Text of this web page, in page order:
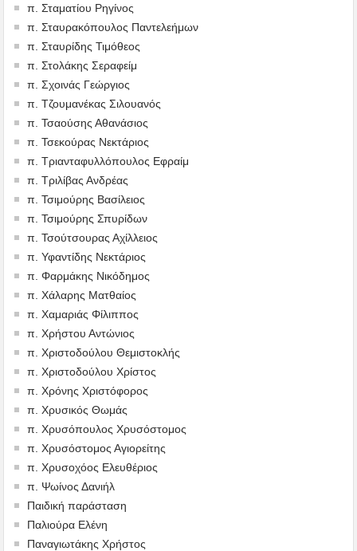
π. Σταματίου Ρηγίνος
π. Σταυρακόπουλος Παντελεήμων
π. Σταυρίδης Τιμόθεος
π. Στολάκης Σεραφείμ
π. Σχοινάς Γεώργιος
π. Τζουμανέκας Σιλουανός
π. Τσαούσης Αθανάσιος
π. Τσεκούρας Νεκτάριος
π. Τριανταφυλλόπουλος Εφραίμ
π. Τριλίβας Ανδρέας
π. Τσιμούρης Βασίλειος
π. Τσιμούρης Σπυρίδων
π. Τσούτσουρας Αχίλλειος
π. Υφαντίδης Νεκτάριος
π. Φαρμάκης Νικόδημος
π. Χάλαρης Ματθαίος
π. Χαμαριάς Φίλιππος
π. Χρήστου Αντώνιος
π. Χριστοδούλου Θεμιστοκλής
π. Χριστοδούλου Χρίστος
π. Χρόνης Χριστόφορος
π. Χρυσικός Θωμάς
π. Χρυσόπουλος Χρυσόστομος
π. Χρυσόστομος Αγιορείτης
π. Χρυσοχόος Ελευθέριος
π. Ψωίνος Δανιήλ
Παιδική παράσταση
Παλιούρα Ελένη
Παναγιωτάκης Χρήστος